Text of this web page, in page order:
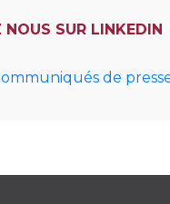
NOUS SUR LINKEDIN